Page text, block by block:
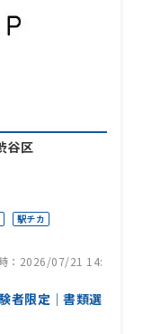
谷区
駅チカ
：2026/07/21 14:
者限定｜書類選